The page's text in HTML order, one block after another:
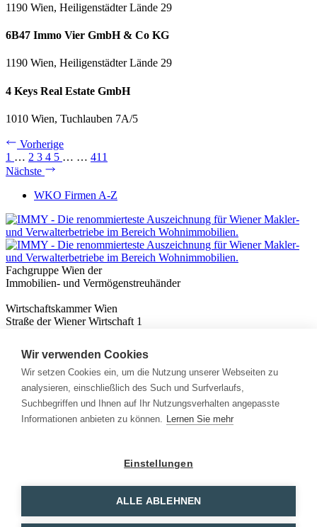
1190 Wien, Heiligenstädter Lände 29
6B47 Immo Vier GmbH & Co KG
1190 Wien, Heiligenstädter Lände 29
4 Keys Real Estate GmbH
1010 Wien, Tuchlauben 7A/5
Vorherige
1 … 2 3 4 5 … … 411
Nächste
WKO Firmen A-Z
Fachgruppe Wien der
Immobilien- und Vermögenstreuhänder
Wirtschaftskammer Wien
Straße der Wiener Wirtschaft 1
Nützliches
Immobilienwissen
Formulare & Rechner
Expert:innen
Info
Wir verwenden Cookies
Wir setzen Cookies ein, um die Nutzung unserer Webseiten zu
analysieren, einschließlich des Such und Surfverlaufs,
Suchbegriffen und Ihnen auf Ihr Nutzungsverhalten angepasste
Informationen anbieten zu können. Lernen Sie mehr
Einstellungen
ALLE ABLEHNEN